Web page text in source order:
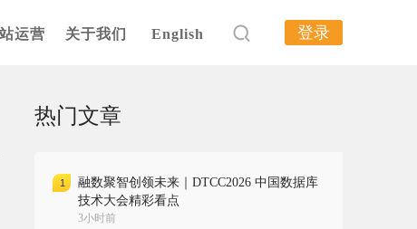
运营 关于我们 English 登录
热门文章
1
融数聚智创领未来｜DTCC2026 中国数据库
技术大会精彩看点
3小时前